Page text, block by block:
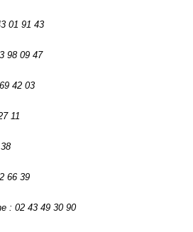
01 91 43
98 09 47
42 03
11
66 39
: 02 43 49 30 90